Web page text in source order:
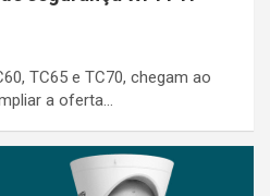
TC65 e TC70, chegam ao
a oferta…